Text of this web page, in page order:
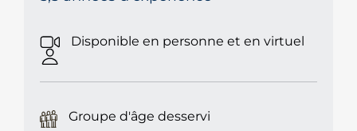
Disponible en personne et en virtuel
Groupe d'âge desservi